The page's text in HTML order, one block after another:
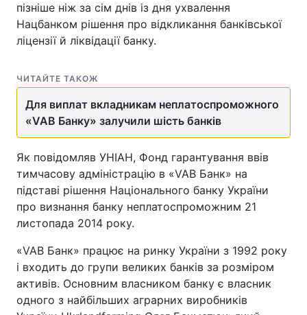
пізніше ніж за сім днів із дня ухвалення
Нацбанком рішення про відкликання банківської
ліцензії й ліквідації банку.
ЧИТАЙТЕ ТАКОЖ
Для виплат вкладникам неплатоспроможного
«VAB Банку» залучили шість банків
Як повідомляв УНІАН, Фонд гарантування ввів
тимчасову адміністрацію в «VAB Банк» на
підставі рішення Національного банку України
про визнання банку неплатоспроможним 21
листопада 2014 року.
«VAB Банк» працює на ринку України з 1992 року
і входить до групи великих банків за розміром
активів. Основним власником банку є власник
одного з найбільших аграрних виробників